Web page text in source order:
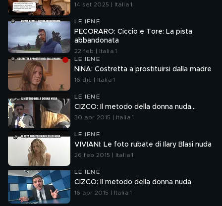
14 set 2025 | Italia 1
LE IENE
PECORARO: Ciccio e Tore: La pista
abbandonata
22 feb | Italia 1
LE IENE
NINA: Costretta a prostituirsi dalla madre
16 dic | Italia 1
LE IENE
CIZCO: Il metodo della donna nuda…
30 apr 2015 | Italia 1
LE IENE
VIVIANI: Le foto rubate di Ilary Blasi nuda
26 feb 2015 | Italia 1
LE IENE
CIZCO: Il metodo della donna nuda
16 apr 2015 | Italia 1